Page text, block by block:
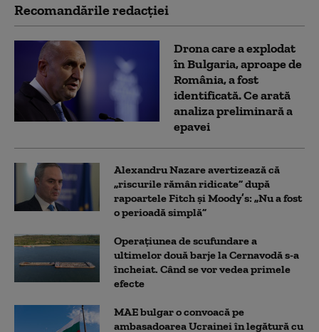
Recomandările redacţiei
Drona care a explodat
în Bulgaria, aproape de
România, a fost
identificată. Ce arată
analiza preliminară a
epavei
Alexandru Nazare avertizează că
„riscurile rămân ridicate” după
rapoartele Fitch și Moody’s: „Nu a fost
o perioadă simplă”
Operațiunea de scufundare a
ultimelor două barje la Cernavodă s-a
încheiat. Când se vor vedea primele
efecte
MAE bulgar o convoacă pe
ambasadoarea Ucrainei în legătură cu